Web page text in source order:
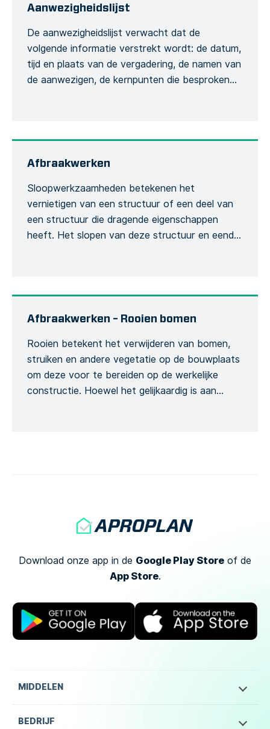
Aanwezigheidslijst
De aanwezigheidslijst verwacht dat de
volgende informatie verstrekt wordt: de datum,
tijd en plaats van de vergadering, de namen van
de aanwezigen, de kernpunten die besproken
formaliseren. Het opnemen van de hoeveelheid
[…]
Afbraakwerken
Sloopwerkzaamheden betekenen het
vernietigen van een structuur of een deel van
een structuur die dragende eigenschappen
heeft. Het slopen van deze structuur en eender
sjabloon kan gebruikt worden om een
gedetailleerd sloopformulier te creëren […]
Afbraakwerken – Rooien bomen
Rooien betekent het verwijderen van bomen,
struiken en andere vegetatie op de bouwplaats
om deze voor te bereiden op de werkelijke
constructie. Hoewel het gelijkaardig is aan
Download onze app in de Google Play Store of de
App Store.
MIDDELEN
BEDRIJF